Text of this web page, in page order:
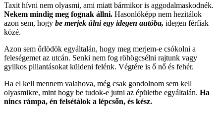
Taxit hívni nem olyasmi, ami miatt bármikor is aggodalmaskodnék.
Nekem mindig meg fognak állni. Hasonlóképp nem hezitálok
azon sem, hogy be merjek ülni egy idegen autóba, idegen férfiak
közé.
Azon sem őrlödök egyáltalán, hogy meg merjem-e csókolni a
feleségemet az utcán. Senki nem fog röhögcsélni rajtunk vagy
gyilkos pillantásokat küldeni felénk. Végtére is ő nő és fehér.
Ha el kell mennem valahova, még csak gondolnom sem kell
olyasmikre, mint hogy be tudok-e jutni az épületbe egyáltalán. Ha
nincs rámpa, én felsétálok a lépcsőn, és kész.